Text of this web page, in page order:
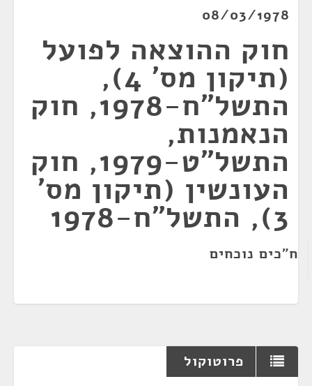
08/03/1978
חוק ההוצאה לפועל
(תיקון מס' 4),
התשל"ח-1978, חוק
הנאמנות,
התשל"ט-1979, חוק
העונשין (תיקון מס'
3), התשל"ח-1978
ח"כים נוכחים
פרוטוקול